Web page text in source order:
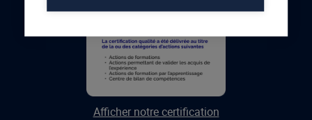
Afficher notre certification